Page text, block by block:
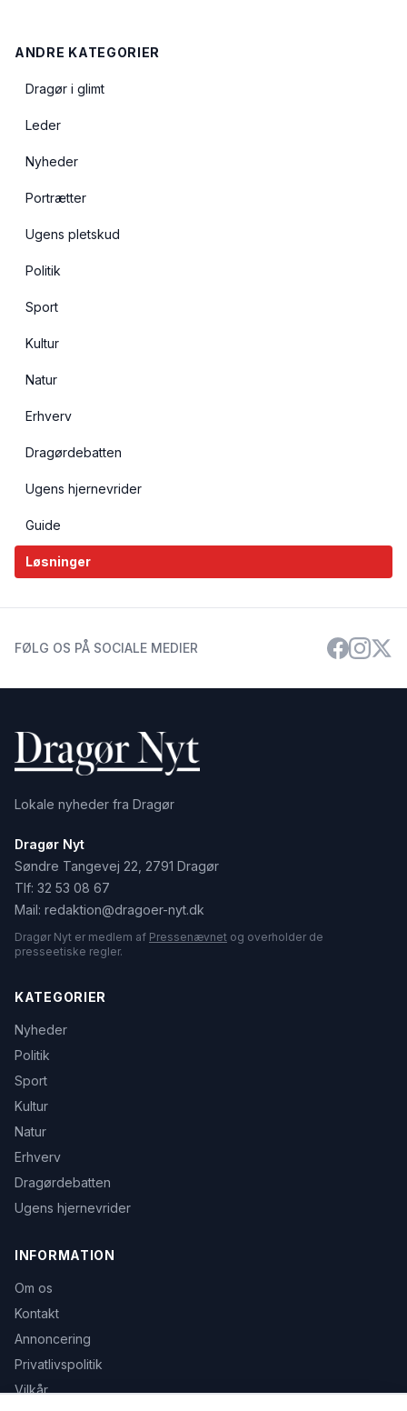
ANDRE KATEGORIER
Dragør i glimt
Leder
Nyheder
Portrætter
Ugens pletskud
Politik
Sport
Kultur
Natur
Erhverv
Dragørdebatten
Ugens hjernevrider
Guide
Løsninger
FØLG OS PÅ SOCIALE MEDIER
Lokale nyheder fra Dragør
Dragør Nyt
Søndre Tangevej 22, 2791 Dragør
Tlf: 32 53 08 67
Mail: redaktion@dragoer-nyt.dk
Dragør Nyt er medlem af Pressenævnet og overholder de
presseetiske regler.
KATEGORIER
Nyheder
Politik
Sport
Kultur
Natur
Erhverv
Dragørdebatten
Ugens hjernevrider
INFORMATION
Om os
Kontakt
Annoncering
Privatlivspolitik
Vilkår